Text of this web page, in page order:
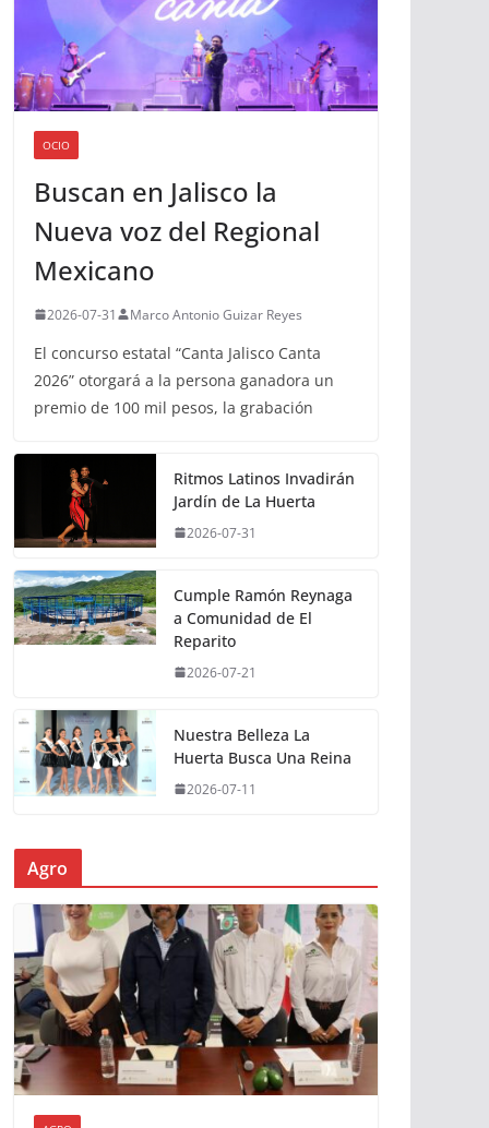
OCIO
Buscan en Jalisco la
Nueva voz del Regional
Mexicano
2026-07-31 Marco Antonio Guizar Reyes
El concurso estatal “Canta Jalisco Canta
2026” otorgará a la persona ganadora un
premio de 100 mil pesos, la grabación
Ritmos Latinos Invadirán
Jardín de La Huerta
2026-07-31
Cumple Ramón Reynaga
a Comunidad de El
Reparito
2026-07-21
Nuestra Belleza La
Huerta Busca Una Reina
2026-07-11
Agro